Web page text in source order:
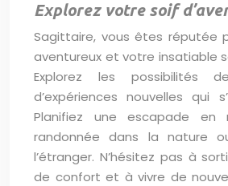
Explorez votre soif
Sagittaire, vous êtes réputée
aventureux et votre insatiable
Explorez les possibilités
d’expériences nouvelles qui
Planifiez une escapade en
randonnée dans la nature
l’étranger. N’hésitez pas à
de confort et à vivre de